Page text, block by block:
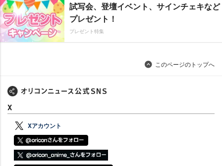
試写会、登壇イベント、サインチェキなど
プレゼント！
プレゼント特集
このページのトップへ
X
Xアカウント